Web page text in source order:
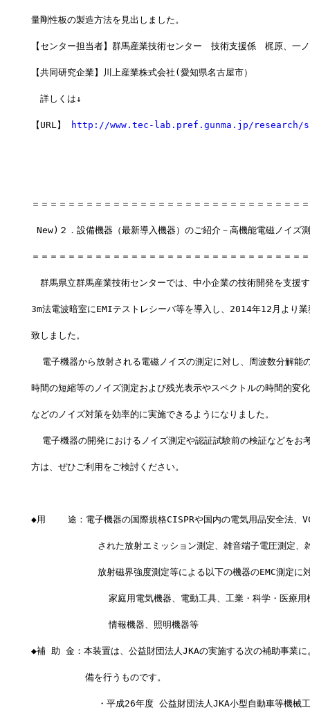
量剛性板の製造方法を見出しました。
【センター担当者】群馬産業技術センター　技術支援係　梶原、一
【共同研究企業】川上産業株式会社(愛知県名古屋市）
詳しくは↓
【URL】 http://www.tec-lab.pref.gunma.jp/research/
＝＝＝＝＝＝＝＝＝＝＝＝＝＝＝＝＝＝＝＝＝＝＝＝＝＝＝＝＝＝
New)２．設備機器（最新導入機器）のご紹介－高機能電磁ノイズ
＝＝＝＝＝＝＝＝＝＝＝＝＝＝＝＝＝＝＝＝＝＝＝＝＝＝＝＝＝＝
群馬県立群馬産業技術センターでは、中小企業の技術開発を支援
3m法電波暗室にEMIテストレシーバ等を導入し、2014年12月より業
致しました。
電子機器から放射される電磁ノイズの測定に対し、周波数分解能
時間の短縮等のノイズ測定および残光表示やスペクトルの時間的変
などのノイズ対策を効率的に実施できるようになりました。
電子機器の開発におけるノイズ測定や認証試験前の検証などをお
方は、ぜひご利用をご検討ください。
◆用    途：電子機器の国際規格CISPRや国内の電気用品安全法、
された放射エミッション測定、雑音端子電圧測定、
放射磁界強度測定等による以下の機器のEMC測定に
家庭用電気機器、電動工具、工業・科学・医療用
              情報機器、照明機器等
◆補 助 金：本装置は、公益財団法人JKAの実施する次の補助事業に
備を行うものです。
・平成26年度 公益財団法人JKA小型自動車等機械工